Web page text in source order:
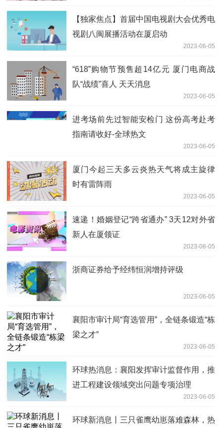
【独家焦点】首届中国电视剧大会优秀电
视剧八闽展播活动在厦启动
2023-06-05
“618”购物节预售超14亿元 厦门电商战
队“战绩”喜人 天天消息
2023-06-05
进考场前先过智能安检门 这份高考赴考
指南请收好-全球热文
2023-06-05
厦门今起三天多云炎热天气将成主旋律
时有雷阵雨
2023-06-05
速递！婚姻登记“跨省通办” 3天12对外省
新人在厦领证
2023-06-05
浙商证券给予经纬恒润增持评级
2023-06-05
襄阳市审计局“育选管用”，全链条锻造“栋
梁之才”
2023-06-05
环球热消息：襄阳发挥审计监督作用，推
进工程建设领域突出问题专项治理
2023-06-05
环球新消息丨三只雀鹰幼崽落难森林，热